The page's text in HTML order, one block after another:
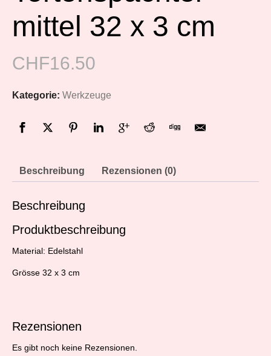
mittel 32 x 3 cm
CHF16.50
Kategorie: Werkzeuge
Beschreibung Rezensionen (0)
Beschreibung
Produktbeschreibung
Material: Edelstahl
Grösse 32 x 3 cm
Rezensionen
Es gibt noch keine Rezensionen.